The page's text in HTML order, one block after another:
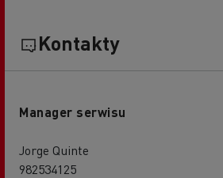
Kontakty
Manager serwisu
Jorge Quinte
982534125